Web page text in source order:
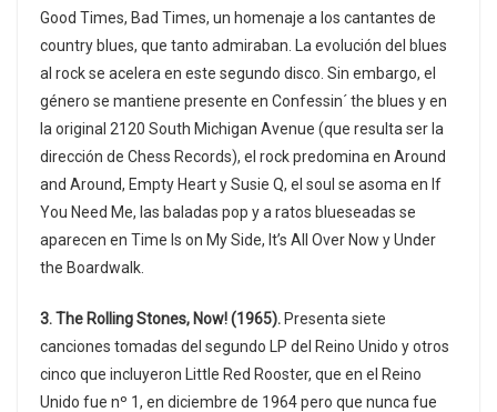
Good Times, Bad Times, un homenaje a los cantantes de
country blues, que tanto admiraban. La evolución del blues
al rock se acelera en este segundo disco. Sin embargo, el
género se mantiene presente en Confessin´ the blues y en
la original 2120 South Michigan Avenue (que resulta ser la
dirección de Chess Records), el rock predomina en Around
and Around, Empty Heart y Susie Q, el soul se asoma en If
You Need Me, las baladas pop y a ratos blueseadas se
aparecen en Time Is on My Side, It’s All Over Now y Under
the Boardwalk.
3. The Rolling Stones, Now! (1965). Presenta siete
canciones tomadas del segundo LP del Reino Unido y otros
cinco que incluyeron Little Red Rooster, que en el Reino
Unido fue nº 1, en diciembre de 1964 pero que nunca fue